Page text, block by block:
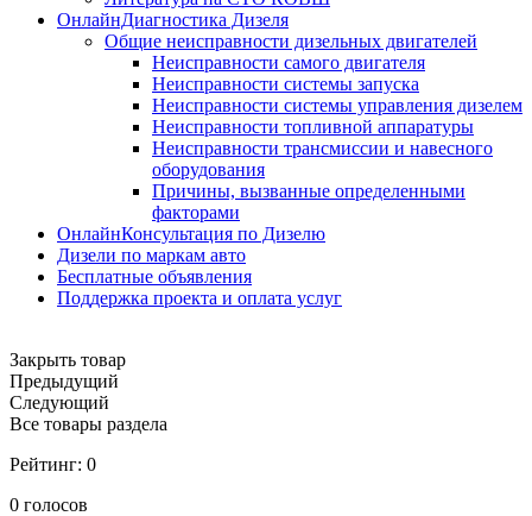
ОнлайнДиагностика Дизеля
Общие неисправности дизельных двигателей
Неисправности самого двигателя
Неисправности системы запуска
Неисправности системы управления дизелем
Неисправности топливной аппаратуры
Неисправности трансмиссии и навесного
оборудования
Причины, вызванные определенными
факторами
ОнлайнКонсультация по Дизелю
Дизели по маркам авто
Бесплатные объявления
Поддержка проекта и оплата услуг
Закрыть товар
Предыдущий
Следующий
Все товары раздела
Рейтинг: 0
0 голосов